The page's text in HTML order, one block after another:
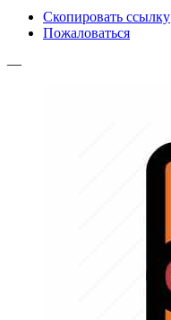
Скопировать ссылку
Пожаловаться
—